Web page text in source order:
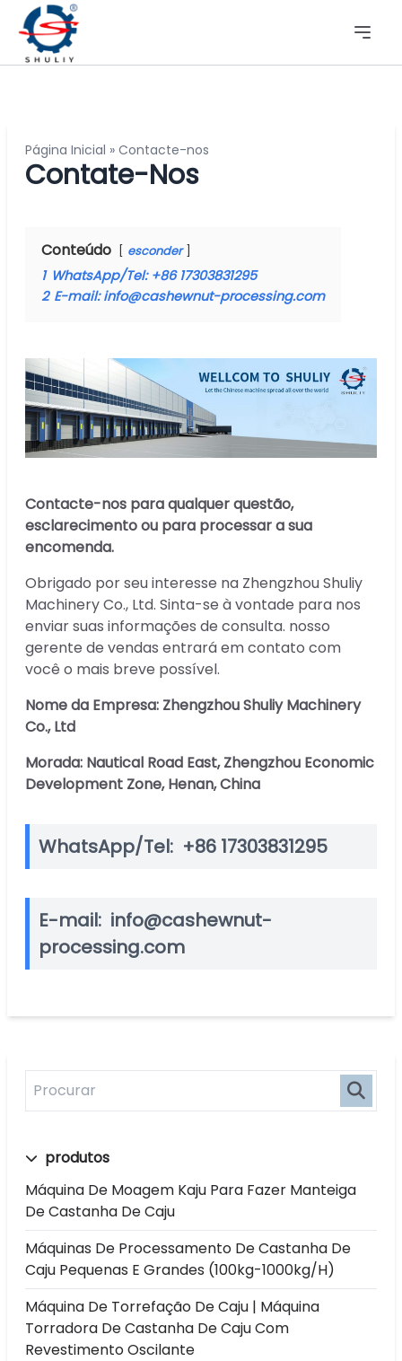
produtos
Máquina De Moagem Kaju Para Fazer Manteiga
De Castanha De Caju
Máquinas De Processamento De Castanha De
Caju Pequenas E Grandes (100kg-1000kg/h)
Máquina De Torrefação De Caju | Máquina
Torradora De Castanha De Caju Com
Revestimento Oscilante
Página Inicial » Contacte-nos
Contate-Nos
Conteúdo esconder
1 WhatsApp/Tel: +86 17303831295
2 E-mail: info@cashewnut-processing.com
Contacte-nos para qualquer questão,
esclarecimento ou para processar a sua
encomenda.
Obrigado por seu interesse na Zhengzhou Shuliy
Machinery Co., Ltd. Sinta-se à vontade para nos
enviar suas informações de consulta. nosso
gerente de vendas entrará em contato com
você o mais breve possível.
Nome da Empresa: Zhengzhou Shuliy Machinery
Co., Ltd
Morada: Nautical Road East, Zhengzhou Economic
Development Zone, Henan, China
WhatsApp/Tel: +86 17303831295
E-mail: info@cashewnut-
processing.com